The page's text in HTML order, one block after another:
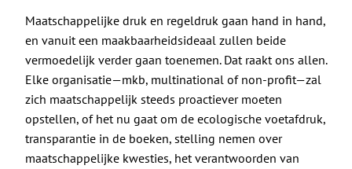
Maatschappelijke druk en regeldruk gaan hand in hand,
en vanuit een maakbaarheidsideaal zullen beide
vermoedelijk verder gaan toenemen. Dat raakt ons allen.
Elke organisatie—mkb, multinational of non-profit—zal
zich maatschappelijk steeds proactiever moeten
opstellen, of het nu gaat om de ecologische voetafdruk,
transparantie in de boeken, stelling nemen over
maatschappelijke kwesties, het verantwoorden van